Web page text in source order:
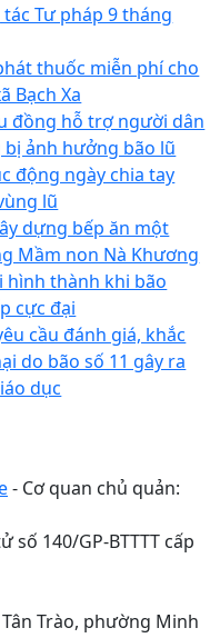
Tư pháp 9 tháng
thuốc miễn phí cho
Bạch Xa
đồng hỗ trợ người dân
bị ảnh hưởng bão lũ
động ngày chia tay
lũ
dựng bếp ăn một
Mầm non Nà Khương
hình thành khi bão
cực đại
cầu đánh giá, khắc
do bão số 11 gây ra
dục
- Cơ quan chủ quản:
số 140/GP-BTTTT cấp
Trào, phường Minh